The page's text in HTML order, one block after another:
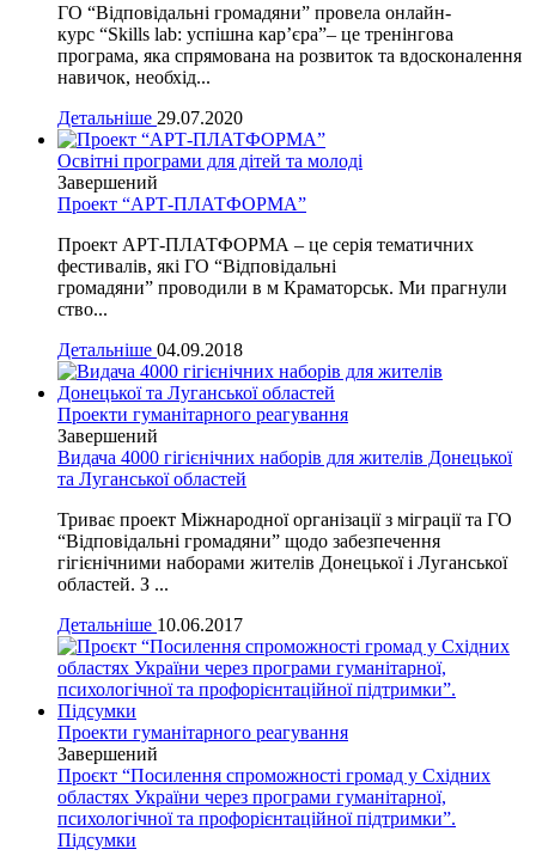
ГО “Відповідальні громадяни” провела онлайн-
курс “Skills lab: успішна кар’єра”– це тренінгова
програма, яка спрямована на розвиток та вдосконалення
навичок, необхід...
Детальніше 29.07.2020
Освітні програми для дітей та молоді
Завершений
Проект “АРТ-ПЛАТФОРМА”
Проект АРТ-ПЛАТФОРМА – це серія тематичних
фестивалів, які ГО “Відповідальні
громадяни” проводили в м Краматорськ. Ми прагнули
ство...
Детальніше 04.09.2018
Проекти гуманітарного реагування
Завершений
Видача 4000 гігієнічних наборів для жителів Донецької
та Луганської областей
Триває проект Міжнародної організації з міграції та ГО
“Відповідальні громадяни” щодо забезпечення
гігієнічними наборами жителів Донецької і Луганської
областей. З ...
Детальніше 10.06.2017
Проекти гуманітарного реагування
Завершений
Проєкт “Посилення спроможності громад у Східних
областях України через програми гуманітарної,
психологічної та профорієнтаційної підтримки”.
Підсумки